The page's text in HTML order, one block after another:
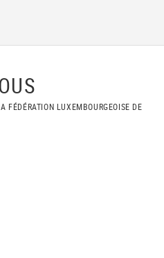
FÉDÉRATION LUXEMBOURGEOISE DE